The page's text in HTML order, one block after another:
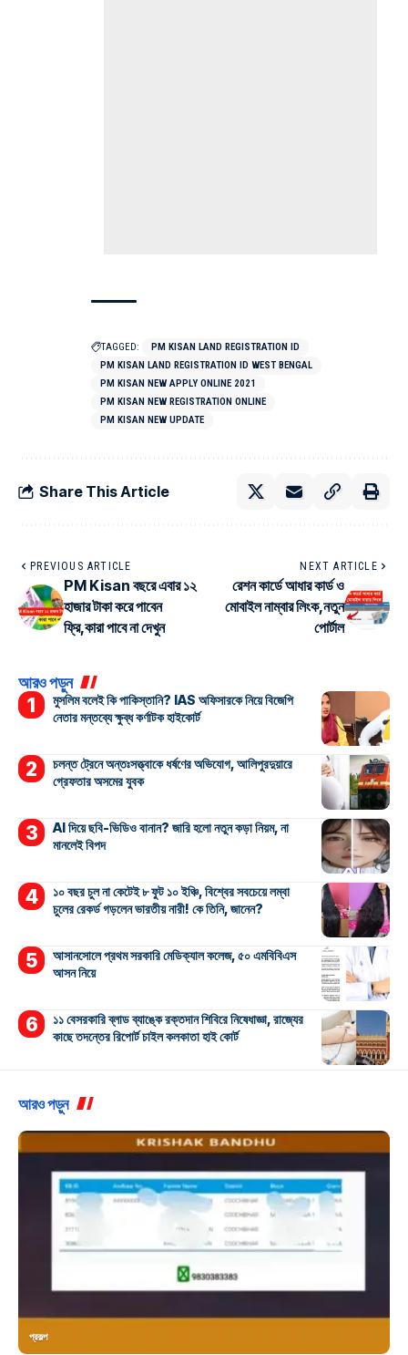
TAGGED:
PM KISAN LAND REGISTRATION ID
PM KISAN LAND REGISTRATION ID WEST BENGAL
PM KISAN NEW APPLY ONLINE 2021
PM KISAN NEW REGISTRATION ONLINE
PM KISAN NEW UPDATE
Share This Article
PREVIOUS ARTICLE
PM Kisan বছরে এবার ১২
হাজার টাকা করে পাবেন
ফ্রি,কারা পাবে না দেখুন
NEXT ARTICLE
রেশন কার্ডে আধার কার্ড ও
মোবাইল নাম্বার লিংক,নতুন
পোর্টাল
আরও পড়ুন
মুসলিম বলেই কি পাকিস্তানি? IAS অফিসারকে নিয়ে বিজেপি
নেতার মন্তব্যে ক্ষুব্ধ কর্ণাটক হাইকোর্ট
চলন্ত ট্রেনে অন্তঃসত্ত্বাকে ধর্ষণের অভিযোগ, আলিপুরদুয়ারে
গ্রেফতার অসমের যুবক
AI দিয়ে ছবি-ভিডিও বানান? জারি হলো নতুন কড়া নিয়ম, না
মানলেই বিপদ
১০ বছর চুল না কেটেই ৮ ফুট ১০ ইঞ্চি, বিশ্বের সবচেয়ে লম্বা
চুলের রেকর্ড গড়লেন ভারতীয় নারী! কে তিনি, জানেন?
আসানসোলে প্রথম সরকারি মেডিক্যাল কলেজ, ৫০ এমবিবিএস
আসন নিয়ে
১১ বেসরকারি ব্লাড ব্যাঙ্কে রক্তদান শিবিরে নিষেধাজ্ঞা, রাজ্যের
কাছে তদন্তের রিপোর্ট চাইল কলকাতা হাই কোর্ট
আরও পড়ুন
প্রকল্প